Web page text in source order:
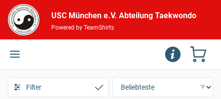
USC München e.V. Abteilung Taekwondo
Powered by TeamShirts
Filter